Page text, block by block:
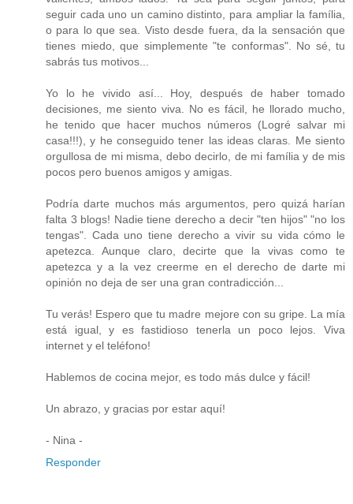
seguir cada uno un camino distinto, para ampliar la família,
o para lo que sea. Visto desde fuera, da la sensación que
tienes miedo, que simplemente "te conformas". No sé, tu
sabrás tus motivos...
Yo lo he vivido así... Hoy, después de haber tomado
decisiones, me siento viva. No es fácil, he llorado mucho,
he tenido que hacer muchos números (Logré salvar mi
casa!!!), y he conseguido tener las ideas claras. Me siento
orgullosa de mi misma, debo decirlo, de mi família y de mis
pocos pero buenos amigos y amigas.
Podría darte muchos más argumentos, pero quizá harían
falta 3 blogs! Nadie tiene derecho a decir "ten hijos" "no los
tengas". Cada uno tiene derecho a vivir su vida cómo le
apetezca. Aunque claro, decirte que la vivas como te
apetezca y a la vez creerme en el derecho de darte mi
opinión no deja de ser una gran contradicción...
Tu verás! Espero que tu madre mejore con su gripe. La mía
está igual, y es fastidioso tenerla un poco lejos. Viva
internet y el teléfono!
Hablemos de cocina mejor, es todo más dulce y fácil!
Un abrazo, y gracias por estar aquí!
- Nina -
Responder